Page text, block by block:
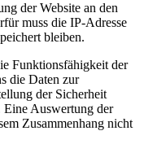
der Website an den
muss die IP-Adresse
bleiben.
Funktionsfähigkeit der
die Daten zur
der Sicherheit
Eine Auswertung der
Zusammenhang nicht